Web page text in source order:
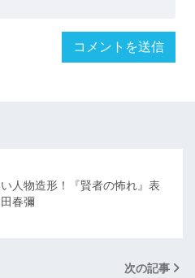
人物造形！『賢者の怖れ』表
春彌
次の記事